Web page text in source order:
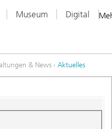
Museum Digital
& News › Aktuelles